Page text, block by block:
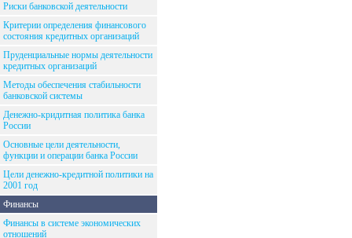
Риски банковской деятельности
Критерии определения финансового
состояния кредитных организаций
Пруденциальные нормы деятельности
кредитных организаций
Методы обеспечения стабильности
банковской системы
Денежно-кридитная политика банка
России
Основные цели деятельности,
функции и операции банка России
Цели денежно-кредитной политики на
2001 год
Финансы
Финансы в системе экономических
отношений